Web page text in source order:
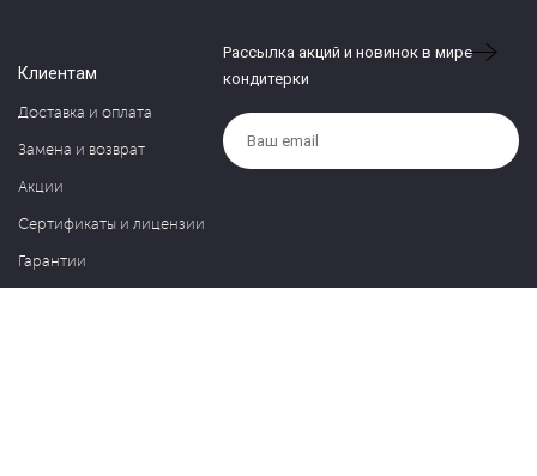
Клиентам
Доставка и оплата
Замена и возврат
Акции
Сертификаты и лицензии
Гарантии
Рассылка акций и новинок в мире
кондитерки